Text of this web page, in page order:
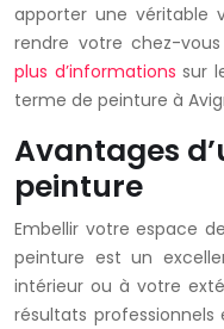
apporter une véritable
rendre votre chez-
plus d’informations sur
terme de peinture à
Avantages
peinture
Embellir votre espace
peinture est un
intérieur ou à votre
résultats